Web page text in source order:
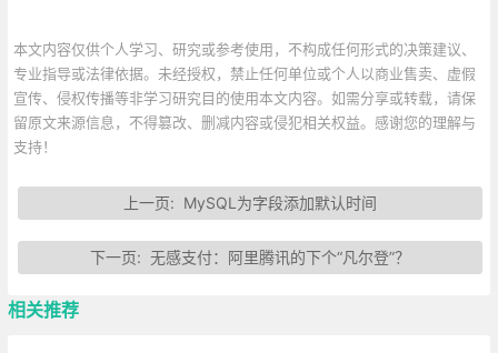
本文内容仅供个人学习、研究或参考使用，不构成任何形式的决策建议、
专业指导或法律依据。未经授权，禁止任何单位或个人以商业售卖、虚假
宣传、侵权传播等非学习研究目的使用本文内容。如需分享或转载，请保
留原文来源信息，不得篡改、删减内容或侵犯相关权益。感谢您的理解与
支持！
上一页: MySQL为字段添加默认时间
下一页: 无感支付：阿里腾讯的下个“凡尔登”？
相关推荐